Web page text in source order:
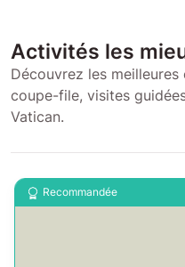
Activités les
Découvrez les
coupe-file, visites
Vatican.
Recommandée